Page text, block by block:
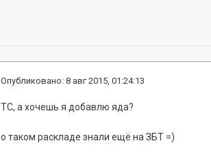
Опубликовано:8 авг 2015, 01:24:13
ТС, а хочешь я добавлю яда?
о таком раскладе знали ещё на ЗБТ =)